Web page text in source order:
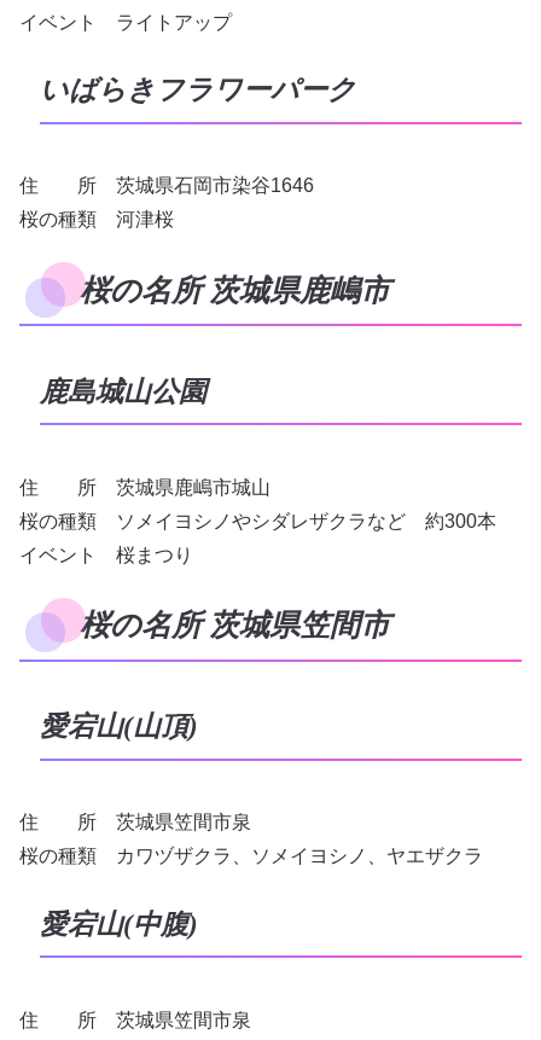
イベント ライトアップ
いばらきフラワーパーク
住 所 茨城県石岡市染谷1646
桜の種類 河津桜
桜の名所 茨城県鹿嶋市
鹿島城山公園
住 所 茨城県鹿嶋市城山
桜の種類 ソメイヨシノやシダレザクラなど 約300本
イベント 桜まつり
桜の名所 茨城県笠間市
愛宕山(山頂)
住 所 茨城県笠間市泉
桜の種類 カワヅザクラ、ソメイヨシノ、ヤエザクラ
愛宕山(中腹)
住 所 茨城県笠間市泉